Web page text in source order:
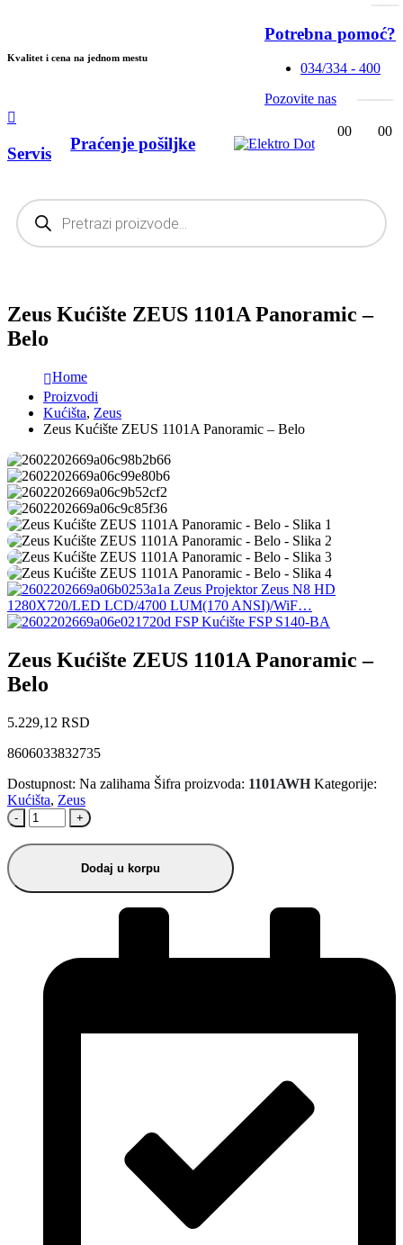
Kvalitet i cena na jednom mestu
Potrebna pomoć?
034/334 - 400
Pozovite nas
Products
search
Servis
Praćenje pošiljke
00 00
Zeus Kućište ZEUS 1101A Panoramic –
Belo
Home
Proizvodi
Kućišta, Zeus
Zeus Kućište ZEUS 1101A Panoramic – Belo
Zeus Projektor Zeus N8 HD
1280X720/LED LCD/4700 LUM(170 ANSI)/WiF…
FSP Kućište FSP S140-BA
Zeus Kućište ZEUS 1101A Panoramic –
Belo
5.229,12 RSD
8606033832735
Dostupnost: Na zalihama Šifra proizvoda: 1101AWH Kategorije:
Kućišta, Zeus
- +
Dodaj u korpu